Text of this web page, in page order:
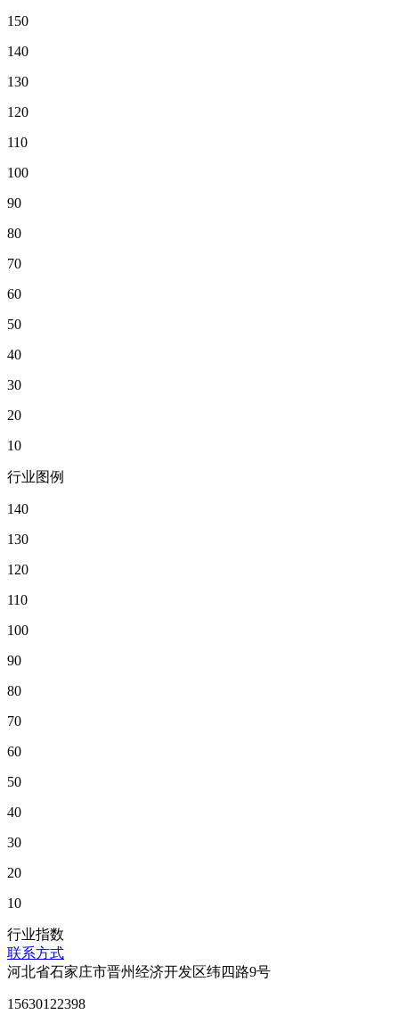
150
140
130
120
110
100
90
80
70
60
50
40
30
20
10
行业图例
140
130
120
110
100
90
80
70
60
50
40
30
20
10
行业指数
联系方式
河北省石家庄市晋州经济开发区纬四路9号
15630122398